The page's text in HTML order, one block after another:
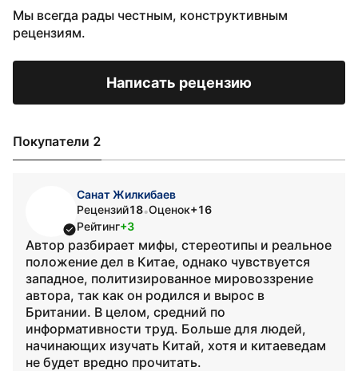
Мы всегда рады честным, конструктивным
рецензиям.
Написать рецензию
Покупатели 2
Санат Жилкибаев
Рецензий18•Оценок+16
Рейтинг+3
Автор разбирает мифы, стереотипы и реальное
положение дел в Китае, однако чувствуется
западное, политизированное мировоззрение
автора, так как он родился и вырос в
Британии. В целом, средний по
информативности труд. Больше для людей,
начинающих изучать Китай, хотя и китаеведам
не будет вредно прочитать.